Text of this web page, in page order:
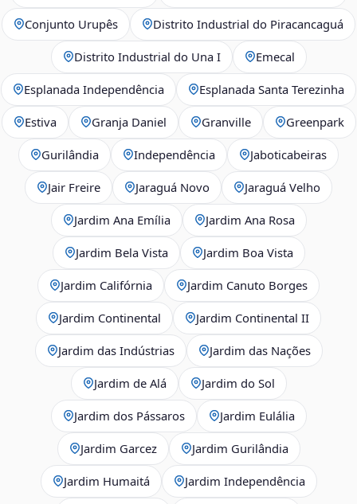
Conjunto Urupês Distrito Industrial do Piracancaguá
Distrito Industrial do Una I Emecal
Esplanada Independência Esplanada Santa Terezinha
Estiva Granja Daniel Granville Greenpark
Gurilândia Independência Jaboticabeiras
Jair Freire Jaraguá Novo Jaraguá Velho
Jardim Ana Emília Jardim Ana Rosa
Jardim Bela Vista Jardim Boa Vista
Jardim Califórnia Jardim Canuto Borges
Jardim Continental Jardim Continental II
Jardim das Indústrias Jardim das Nações
Jardim de Alá Jardim do Sol
Jardim dos Pássaros Jardim Eulália
Jardim Garcez Jardim Gurilândia
Jardim Humaitá Jardim Independência